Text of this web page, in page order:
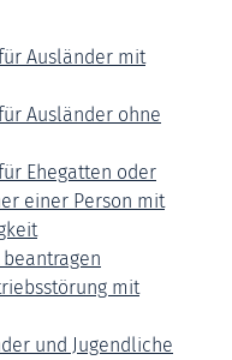
Ausländer mit
Ausländer ohne
Ehegatten oder
einer Person mit
mit
und Jugendliche